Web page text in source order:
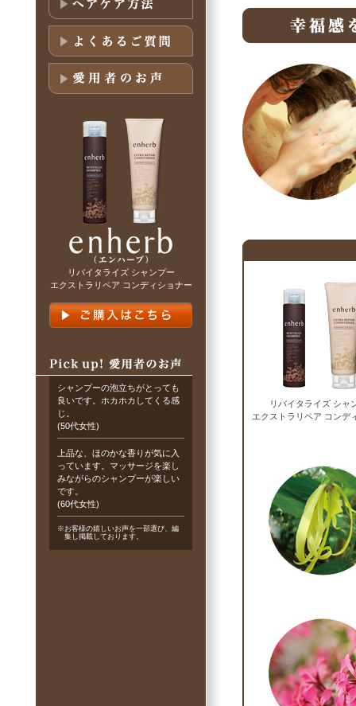
リバイタライズ シャンプー
エクストラリペア コンディショナー
シャンプーの泡立ちがとっても
良いです。ホカホカしてくる感
じ。
(50代女性)
上品な、ほのかな香りが気に入
っています。マッサージを楽し
みながらのシャンプーが楽しい
です。
(60代女性)
※お客様の嬉しいお声を一部選び、編
集し掲載しております。
リバイタライズ シャ
エクストラリペア コンデ